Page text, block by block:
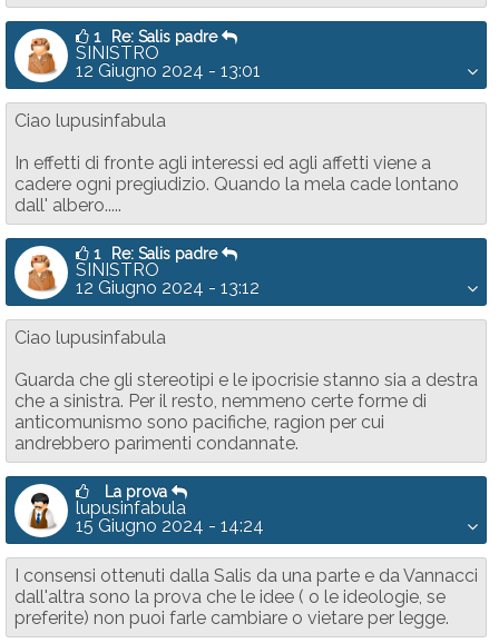
1 Re: Salis padre
SINISTRO
12 Giugno 2024 - 13:01
Ciao lupusinfabula
In effetti di fronte agli interessi ed agli affetti viene a
cadere ogni pregiudizio. Quando la mela cade lontano
dall' albero.....
1 Re: Salis padre
SINISTRO
12 Giugno 2024 - 13:12
Ciao lupusinfabula
Guarda che gli stereotipi e le ipocrisie stanno sia a destra
che a sinistra. Per il resto, nemmeno certe forme di
anticomunismo sono pacifiche, ragion per cui
andrebbero parimenti condannate.
La prova
lupusinfabula
15 Giugno 2024 - 14:24
I consensi ottenuti dalla Salis da una parte e da Vannacci
dall'altra sono la prova che le idee ( o le ideologie, se
preferite) non puoi farle cambiare o vietare per legge.